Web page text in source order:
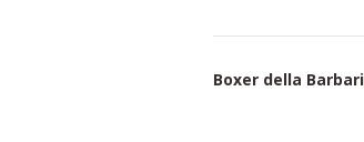
Boxer della